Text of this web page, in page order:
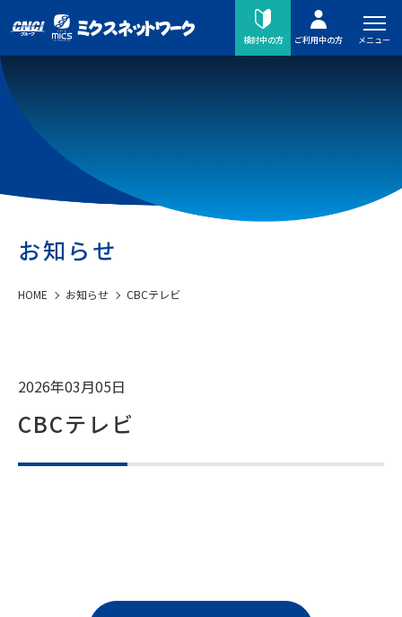
検討中の方 ご利用中の方 メニュー
お知らせ
HOME お知らせ CBCテレビ
2026年03月05日
CBCテレビ